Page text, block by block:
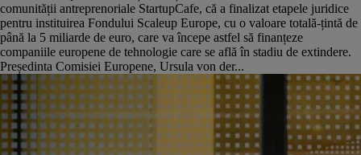
comunității antreprenoriale StartupCafe, că a finalizat etapele juridice
pentru instituirea Fondului Scaleup Europe, cu o valoare totală-țintă de
până la 5 miliarde de euro, care va începe astfel să finanțeze
companiile europene de tehnologie care se află în stadiu de extindere.
Președinta Comisiei Europene, Ursula von der...